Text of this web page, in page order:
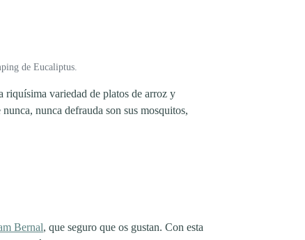
de Eucaliptus.
riquísima variedad de platos de arroz y
nunca defrauda son sus mosquitos,
Bernal, que seguro que os gustan. Con esta